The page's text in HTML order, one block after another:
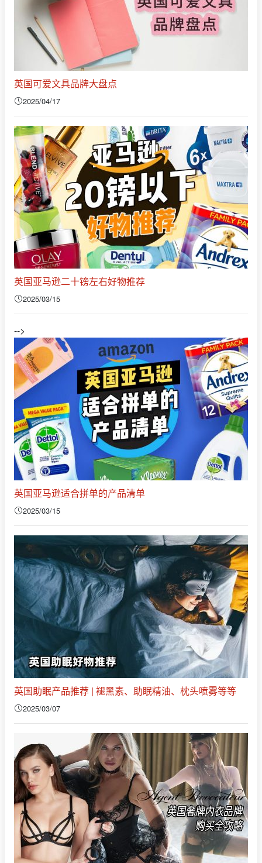
英国可爱文具品牌大盘点
2025/04/17
英国亚马逊二十镑左右好物推荐
2025/03/15
-->
英国亚马逊适合拼单的产品清单
2025/03/15
英国助眠产品推荐 | 褪黑素、助眠精油、枕头喷雾等等
2025/03/07